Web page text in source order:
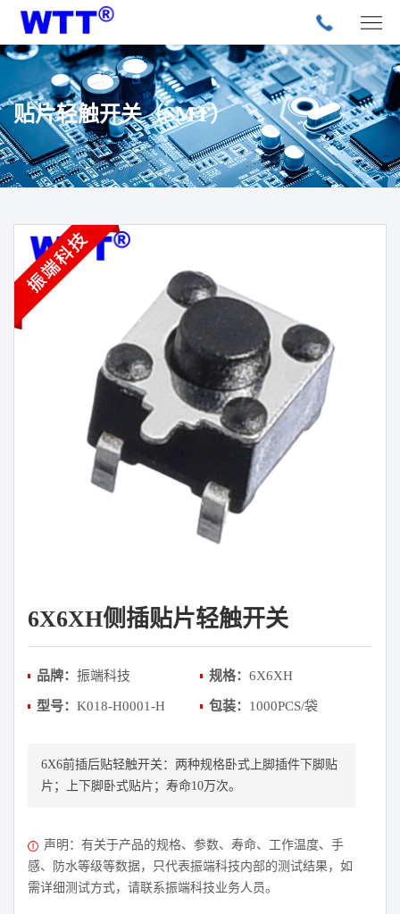
贴片轻触开关（SMT）
6X6XH侧插贴片轻触开关
品牌： 振端科技 规格： 6X6XH
型号： K018-H0001-H 包装： 1000PCS/袋
6X6前插后贴轻触开关：两种规格卧式上脚插件下脚贴
片；上下脚卧式贴片；寿命10万次。
声明：有关于产品的规格、参数、寿命、工作温度、手
感、防水等级等数据，只代表振端科技内部的测试结果，如
需详细测试方式，请联系振端科技业务人员。